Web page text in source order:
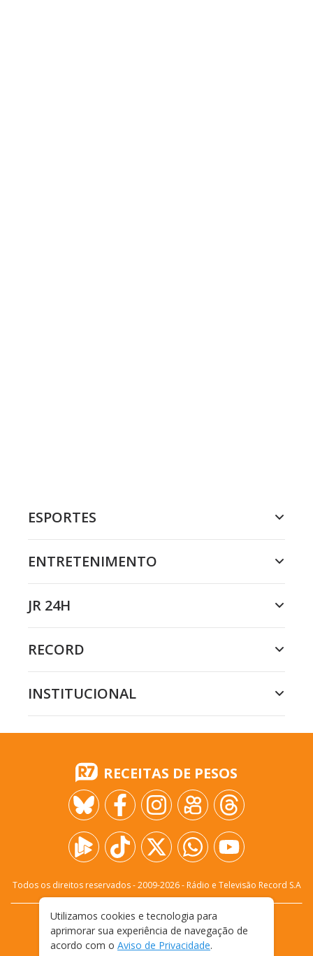
ESPORTES
ENTRETENIMENTO
JR 24H
RECORD
INSTITUCIONAL
RECEITAS DE PESOS
Todos os direitos reservados - 2009-2026- Rádio e Televisão Record S.A
FALE CONOSCO
PRIVACIDADE
TERMOS E CONDIÇÕES DE USO
Utilizamos cookies e tecnologia para
aprimorar sua experiência de navegação de
acordo com o Aviso de Privacidade.